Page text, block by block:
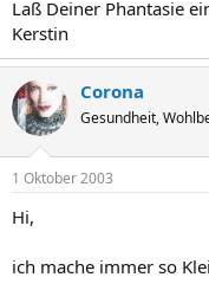
Laß Deiner Phantasie
Kerstin
Corona
Gesundheit,
1 Oktober 2003
Hi,
ich mache immer so